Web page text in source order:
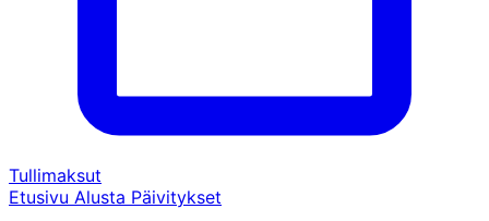
Tullimaksut
Etusivu Alusta Päivitykset